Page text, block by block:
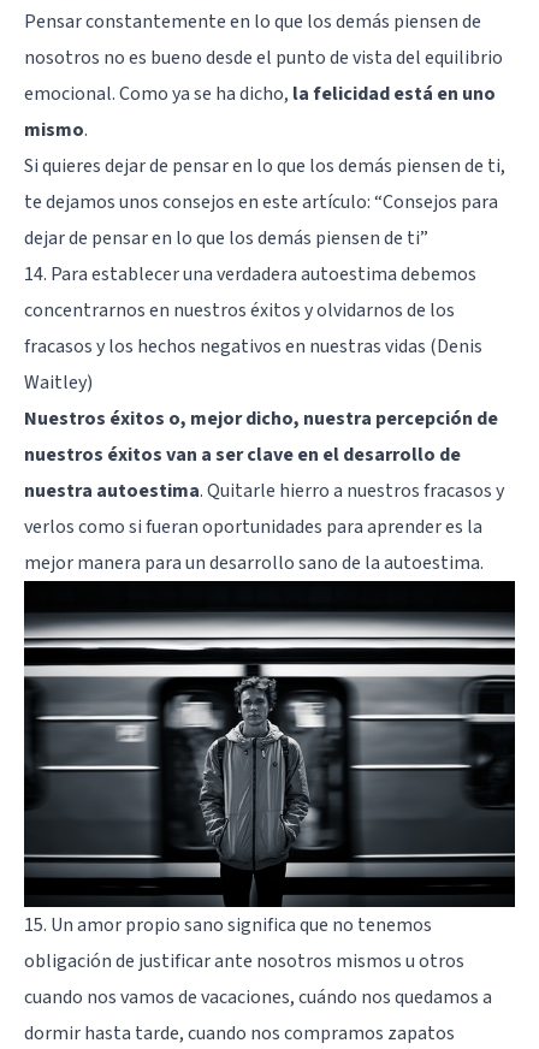
Pensar constantemente en lo que los demás piensen de
nosotros no es bueno desde el punto de vista del equilibrio
emocional. Como ya se ha dicho, la felicidad está en uno
mismo.
Si quieres dejar de pensar en lo que los demás piensen de ti,
te dejamos unos consejos en este artículo: “Consejos para
dejar de pensar en lo que los demás piensen de ti”
14. Para establecer una verdadera autoestima debemos
concentrarnos en nuestros éxitos y olvidarnos de los
fracasos y los hechos negativos en nuestras vidas (Denis
Waitley)
Nuestros éxitos o, mejor dicho, nuestra percepción de
nuestros éxitos van a ser clave en el desarrollo de
nuestra autoestima. Quitarle hierro a nuestros fracasos y
verlos como si fueran oportunidades para aprender es la
mejor manera para un desarrollo sano de la autoestima.
15. Un amor propio sano significa que no tenemos
obligación de justificar ante nosotros mismos u otros
cuando nos vamos de vacaciones, cuándo nos quedamos a
dormir hasta tarde, cuando nos compramos zapatos